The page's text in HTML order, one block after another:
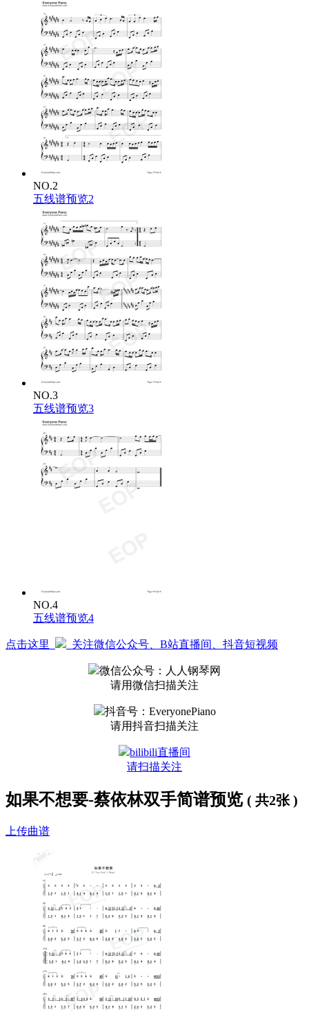
抓不住你的心跳
如果不想要 就不要
能这样简单多好
爱也爱够了
伤痛太无聊 不要
夏天已过了
回忆有泪有笑
我站在失去你的街角
如果不想要 就不要
别假装一切都好
我也受不了
梦想太无聊
抓不住你的心跳
如果不想要 就不要
能这样简单多好
爱也爱够了
伤痛太无聊 不要
NO.2
五线谱预览2
NO.3
五线谱预览3
NO.4
五线谱预览4
点击这里 关注微信公众号、B站直播间、抖音短视频
微信公众号：人人钢琴网
请用微信扫描关注
抖音号：EveryonePiano
请用抖音扫描关注
bilibili直播间
请扫描关注
如果不想要-蔡依林双手简谱预览 ( 共2张 )
上传曲谱